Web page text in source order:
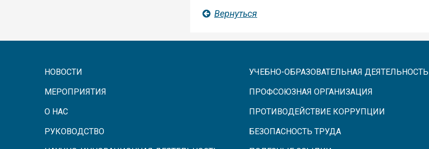
Вернуться
НОВОСТИ
МЕРОПРИЯТИЯ
О НАС
РУКОВОДСТВО
УЧЕБНО-ОБРАЗОВАТЕЛЬНАЯ ДЕЯТЕЛЬНОСТЬ
ПРОФСОЮЗНАЯ ОРГАНИЗАЦИЯ
ПРОТИВОДЕЙСТВИЕ КОРРУПЦИИ
БЕЗОПАСНОСТЬ ТРУДА